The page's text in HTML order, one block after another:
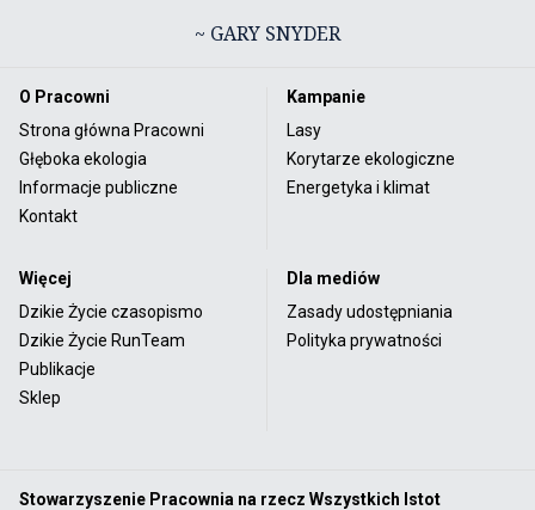
~ GARY SNYDER
O Pracowni
Strona główna Pracowni
Głęboka ekologia
Informacje publiczne
Kontakt
Kampanie
Lasy
Korytarze ekologiczne
Energetyka i klimat
Więcej
Dzikie Życie czasopismo
Dzikie Życie RunTeam
Publikacje
Sklep
Dla mediów
Zasady udostępniania
Polityka prywatności
Stowarzyszenie Pracownia na rzecz Wszystkich Istot